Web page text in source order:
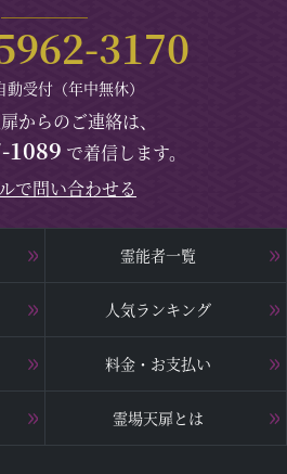
3170
受付（年中無休）
からのご連絡は、
1089 で着信します。
で問い合わせる
霊能者一覧
人気ランキング
料金・お支払い
霊場天扉とは